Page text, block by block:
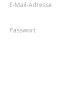
E-Mail-Adresse
Passwort